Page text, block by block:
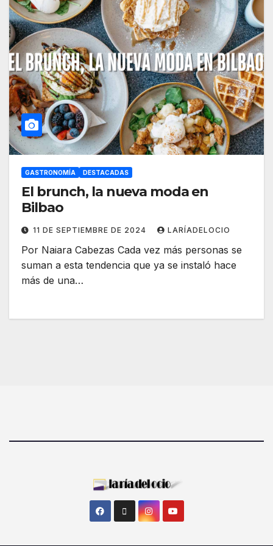
GASTRONOMÍA DESTACADAS
El brunch, la nueva moda en
Bilbao
11 DE SEPTIEMBRE DE 2024 LARÍADELOCIO
Por Naiara Cabezas Cada vez más personas se
suman a esta tendencia que ya se instaló hace
más de una…